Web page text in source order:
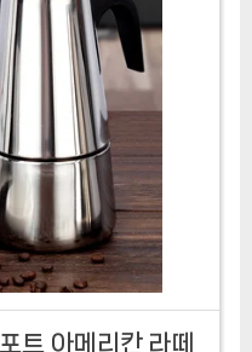
트 아메리칸 라떼